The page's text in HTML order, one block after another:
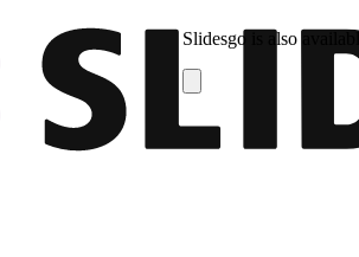
Slidesgo is also